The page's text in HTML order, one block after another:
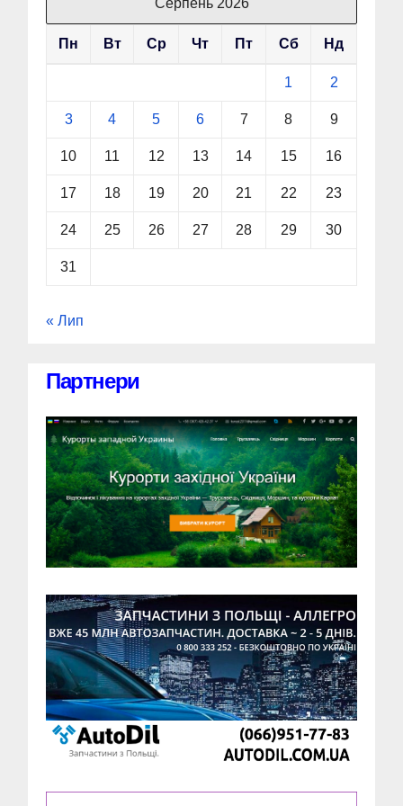
Серпень 2026
Пн Вт Ср Чт Пт Сб Нд
1 2
3 4 5 6 7 8 9
10 11 12 13 14 15 16
17 18 19 20 21 22 23
24 25 26 27 28 29 30
31
« Лип
Партнери